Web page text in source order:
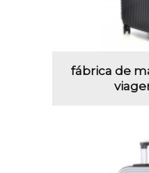
fábrica de